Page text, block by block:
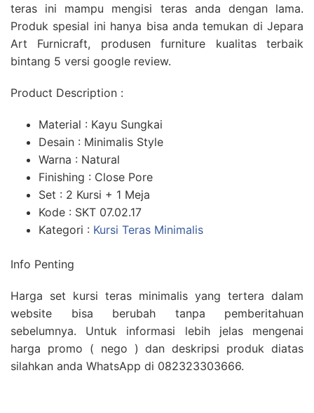
teras ini mampu mengisi teras anda dengan lama.
Produk spesial ini hanya bisa anda temukan di Jepara
Art Furnicraft, produsen furniture kualitas terbaik
bintang 5 versi google review.
Product Description :
Material : Kayu Sungkai
Desain : Minimalis Style
Warna : Natural
Finishing : Close Pore
Set : 2 Kursi + 1 Meja
Kode : SKT 07.02.17
Kategori : Kursi Teras Minimalis
Info Penting
Harga set kursi teras minimalis yang tertera dalam
website bisa berubah tanpa pemberitahuan
sebelumnya. Untuk informasi lebih jelas mengenai
harga promo ( nego ) dan deskripsi produk diatas
silahkan anda WhatsApp di 082323303666.